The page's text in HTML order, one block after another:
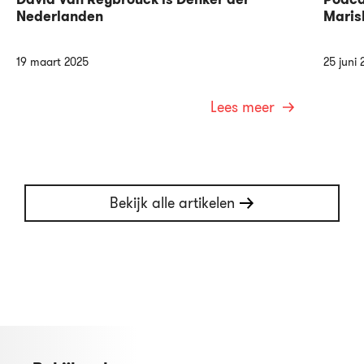
19 maart 2025
Nederlanden
Lees meer
25 juni
Bekijk alle artikelen